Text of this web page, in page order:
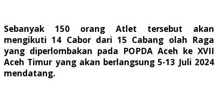
Sebanyak 150 orang Atlet tersebut akan
mengikuti 14 Cabor dari 15 Cabang olah Raga
yang diperlombakan pada POPDA Aceh ke XVII
Aceh Timur yang akan berlangsung 5-13 Juli 2024
mendatang.